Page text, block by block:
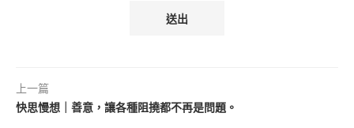
上一篇
快思慢想｜善意，讓各種阻撓都不再是問題。